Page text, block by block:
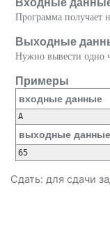
Программа получает
Выходные
Нужно вывести одно
Примеры
входные данные
A
выходные данные
65
Сдать: для сдачи